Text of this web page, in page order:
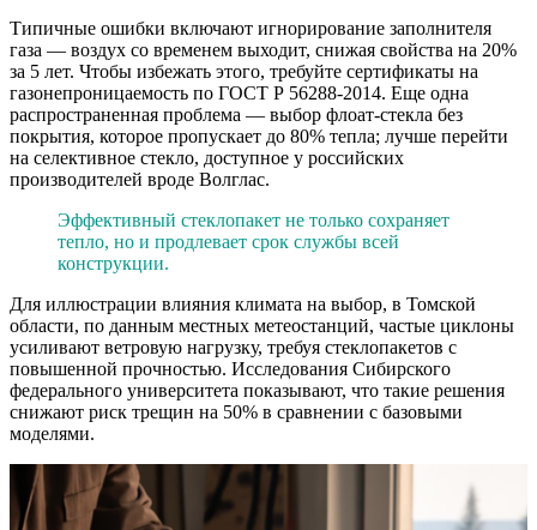
Типичные ошибки включают игнорирование заполнителя
газа — воздух со временем выходит, снижая свойства на 20%
за 5 лет. Чтобы избежать этого, требуйте сертификаты на
газонепроницаемость по ГОСТ Р 56288-2014. Еще одна
распространенная проблема — выбор флоат-стекла без
покрытия, которое пропускает до 80% тепла; лучше перейти
на селективное стекло, доступное у российских
производителей вроде Волглас.
Эффективный стеклопакет не только сохраняет
тепло, но и продлевает срок службы всей
конструкции.
Для иллюстрации влияния климата на выбор, в Томской
области, по данным местных метеостанций, частые циклоны
усиливают ветровую нагрузку, требуя стеклопакетов с
повышенной прочностью. Исследования Сибирского
федерального университета показывают, что такие решения
снижают риск трещин на 50% в сравнении с базовыми
моделями.